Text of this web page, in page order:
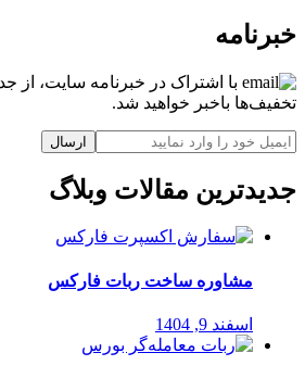
خبرنامه
با اشتراک در خبرنامه سایت، از
تخفیف‌ها باخبر خواهید شد.
ارسال
جدیدترین مقالات وبلاگ
مشاوره ساخت ربات فارکس
اسفند 9, 1404